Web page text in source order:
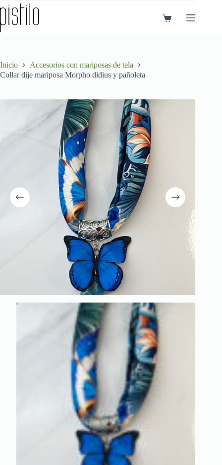
Saltar
al
contenido
Carro
Inicio
Accesorios con mariposas de tela
Collar dije mariposa Morpho didius y pañoleta